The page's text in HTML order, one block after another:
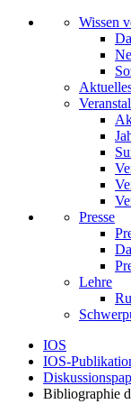
Wissen
Presse
Lehre
IOS
IOS-
Bibliographie